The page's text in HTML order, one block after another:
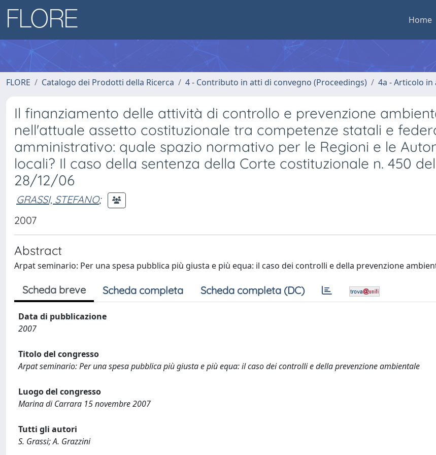
Home
FLORE Catalogo dei Prodotti della Ricerca 4 - Contributo in atti di convegno (Proceedings) 4a - Articolo
Il finanziamento delle attività di controllo e prevenzione
nell'attuale assetto costituzionale tra competenze statali e
amministrativo: quale spazio normativo per le Regioni e le
locali? Il caso della sentenza della Corte costituzionale n. 450 del
28/12/06
GRASSI, STEFANO;
2007
Abstract
Arpat seminario: Per una spesa pubblica più giusta e più equa: il caso dei controlli e della prevenzione
Scheda breve Scheda completa Scheda completa (DC)
Data di pubblicazione
2007
Titolo del congresso
Arpat seminario: Per una spesa pubblica più giusta e più equa: il caso dei controlli e della prevenzione ambientale
Luogo del congresso
Marina di Carrara 15 novembre 2007
Tutti gli autori
S. Grassi; A. Grazzini